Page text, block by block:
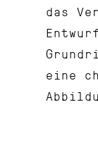
das
eine